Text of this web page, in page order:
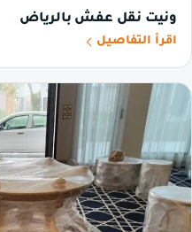
ونيت نقل عفش بالرياض
اقرأ التفاصيل